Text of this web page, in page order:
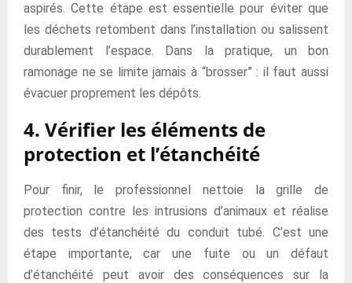
aspirés. Cette étape est essentielle pour éviter que
les déchets retombent dans l’installation ou salissent
durablement l’espace. Dans la pratique, un bon
ramonage ne se limite jamais à “brosser” : il faut aussi
évacuer proprement les dépôts.
4. Vérifier les éléments de
protection et l’étanchéité
Pour finir, le professionnel nettoie la grille de
protection contre les intrusions d’animaux et réalise
des tests d’étanchéité du conduit tubé. C’est une
étape importante, car une fuite ou un défaut
d’étanchéité peut avoir des conséquences sur la